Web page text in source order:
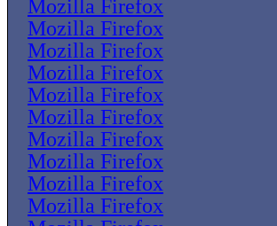
Mozilla Firefox
Mozilla Firefox
Mozilla Firefox
Mozilla Firefox
Mozilla Firefox
Mozilla Firefox
Mozilla Firefox
Mozilla Firefox
Mozilla Firefox
Mozilla Firefox